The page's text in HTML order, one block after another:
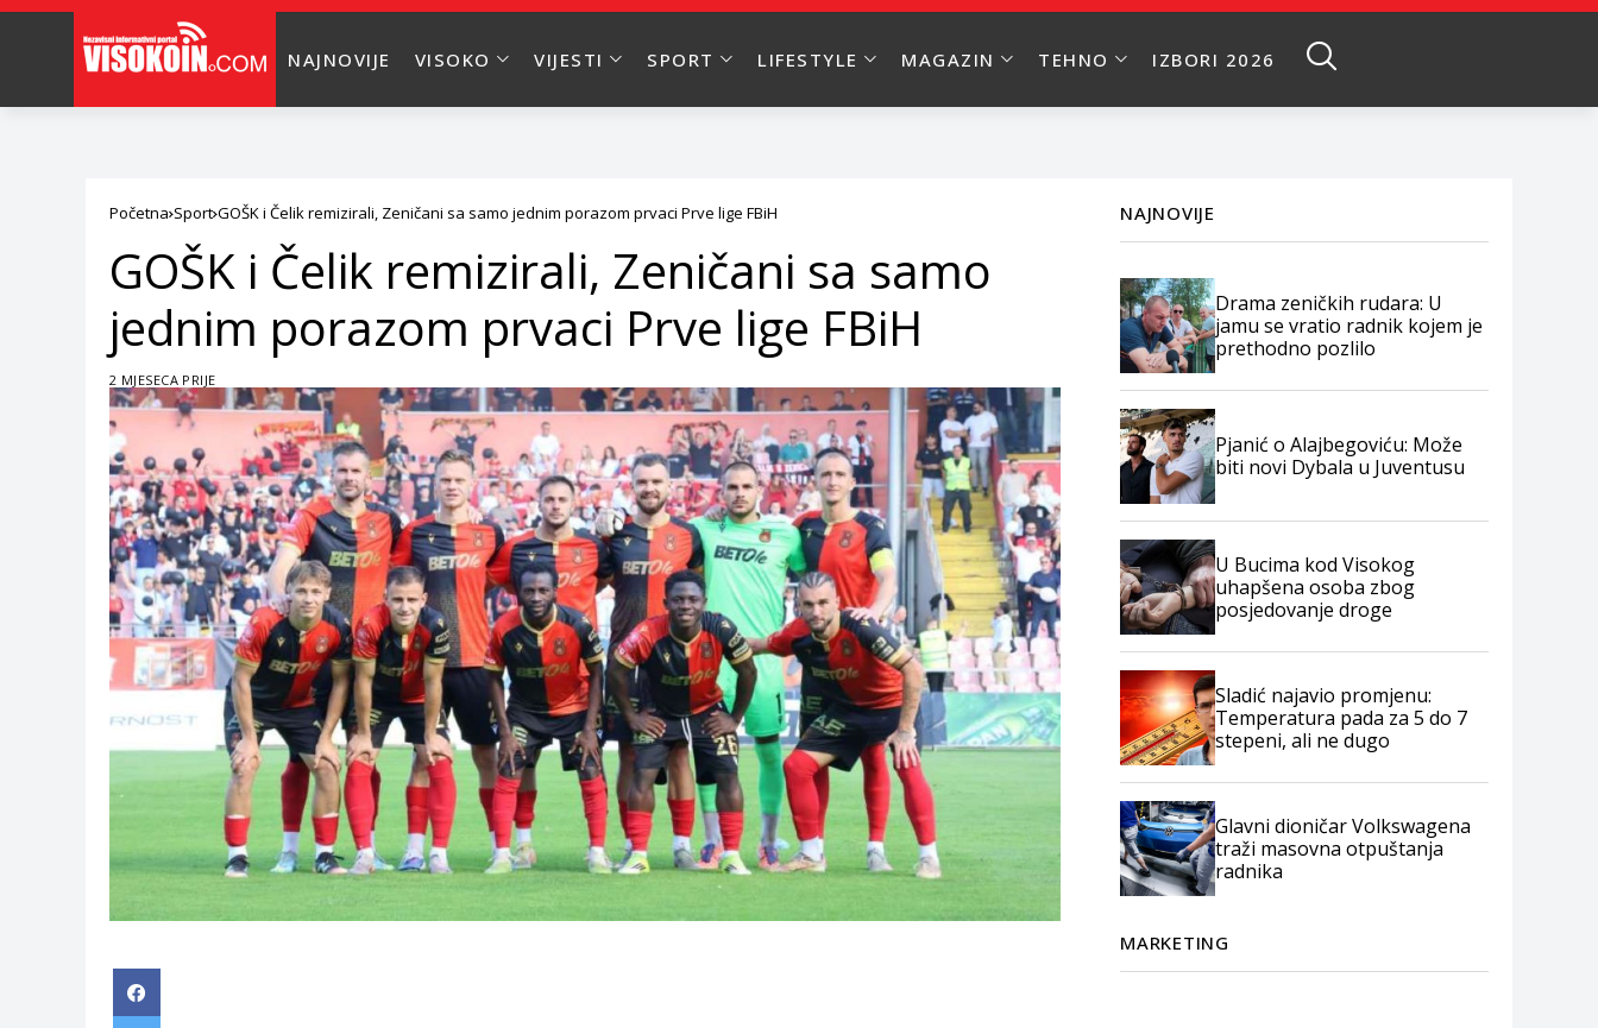
NAJNOVIJE VISOKO VIJESTI SPORT LIFESTYLE MAGAZIN TEHNO IZBORI 2026
Početna Sport GOŠK i Čelik remizirali, Zeničani sa samo jednim porazom prvaci Prve lige FBiH
GOŠK i Čelik remizirali, Zeničani sa samo
jednim porazom prvaci Prve lige FBiH
2 MJESECA PRIJE
NAJNOVIJE
Drama zeničkih rudara: U
jamu se vratio radnik kojem je
prethodno pozlilo
Pjanić o Alajbegoviću: Može
biti novi Dybala u Juventusu
U Bucima kod Visokog
uhapšena osoba zbog
posjedovanje droge
Sladić najavio promjenu:
Temperatura pada za 5 do 7
stepeni, ali ne dugo
Glavni dioničar Volkswagena
traži masovna otpuštanja
radnika
MARKETING